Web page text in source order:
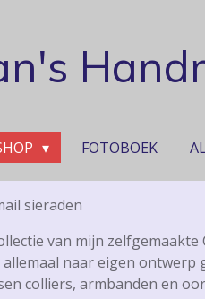
FOTOBOEK
sieraden
van mijn zelfgemaakte
naar eigen ontwerp
colliers, armbanden en